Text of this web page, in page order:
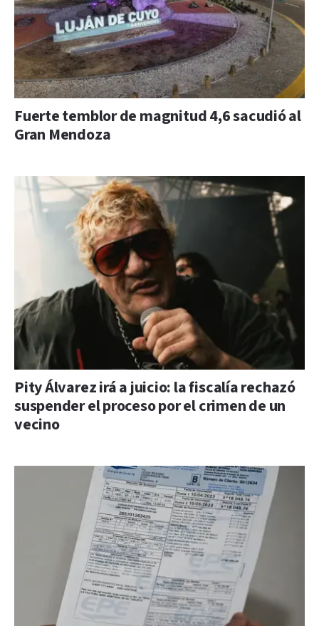
Fuerte temblor de magnitud 4,6 sacudió al
Gran Mendoza
Pity Álvarez irá a juicio: la fiscalía rechazó
suspender el proceso por el crimen de un
vecino